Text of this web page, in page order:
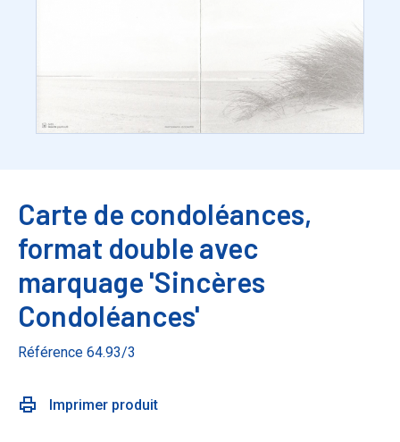
Carte de condoléances,
format double avec
marquage 'Sincères
Condoléances'
Référence 64.93/3
Imprimer produit